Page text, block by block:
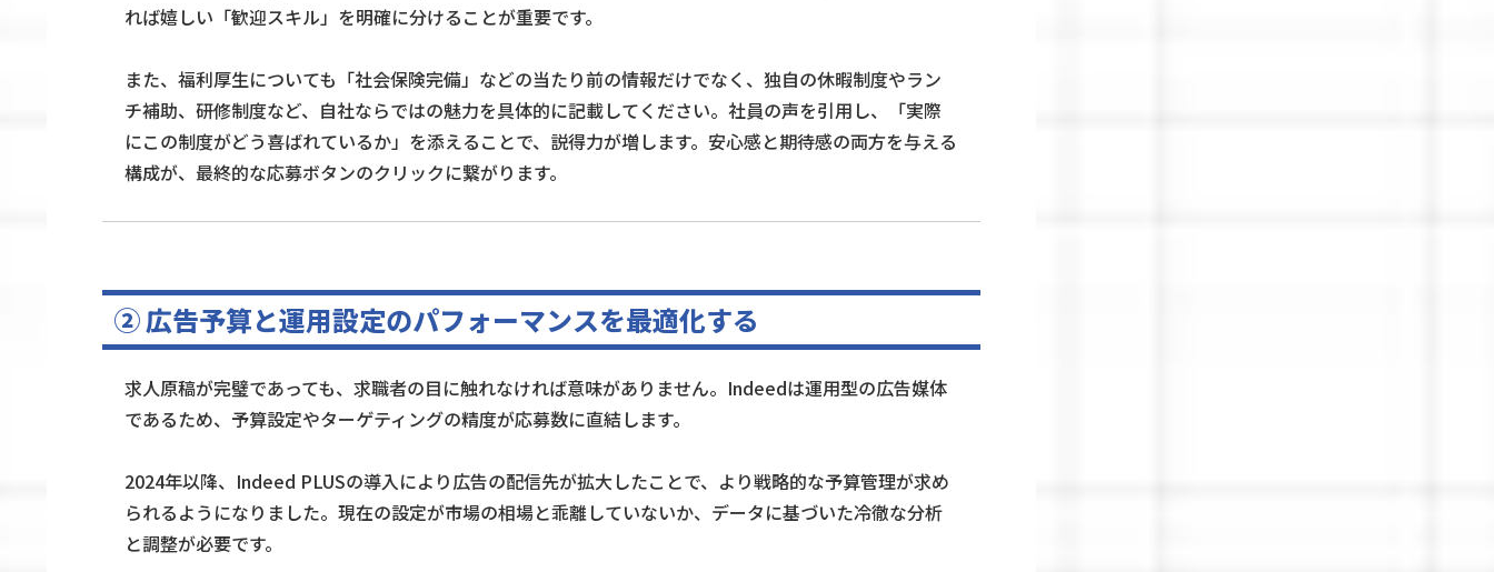
れば嬉しい「歓迎スキル」を明確に分けることが重要です。
また、福利厚生についても「社会保険完備」などの当たり前の情報だけでなく、独自の休暇制度やラン
チ補助、研修制度など、自社ならではの魅力を具体的に記載してください。社員の声を引用し、「実際
にこの制度がどう喜ばれているか」を添えることで、説得力が増します。安心感と期待感の両方を与える
構成が、最終的な応募ボタンのクリックに繋がります。
② 広告予算と運用設定のパフォーマンスを最適化する
求人原稿が完璧であっても、求職者の目に触れなければ意味がありません。Indeedは運用型の広告媒体
であるため、予算設定やターゲティングの精度が応募数に直結します。
2024年以降、Indeed PLUSの導入により広告の配信先が拡大したことで、より戦略的な予算管理が求め
られるようになりました。現在の設定が市場の相場と乖離していないか、データに基づいた冷徹な分析
と調整が必要です。